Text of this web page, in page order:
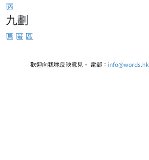
㔷
九劃
匾 匿 區
歡迎向我哋反映意見。 電郵： info@words.hk